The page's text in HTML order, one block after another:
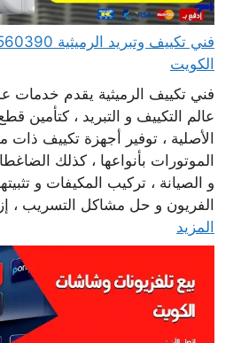
الكويت
فني تكييف الرميثية يقدم خدمات
عالم التكييف و التبريد ، كتأمين
الأصلية ، توفير أجهزة تكييف ذات
الموتورات بأنواعها ، كذلك
و الصيانة ، تركيب المكيفات و
الفريون و حل مشاكل التسريب ،
المزيد